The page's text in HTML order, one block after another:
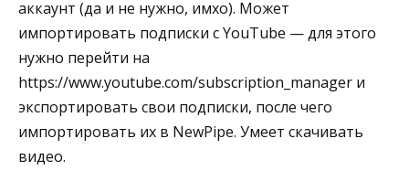
аккаунт (да и не нужно, имхо). Может
импортировать подписки с YouTube — для этого
нужно перейти на
https://www.youtube.com/subscription_manager и
экспортировать свои подписки, после чего
импортировать их в NewPipe. Умеет скачивать
видео.